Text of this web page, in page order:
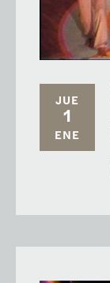
JUE
1
ENE